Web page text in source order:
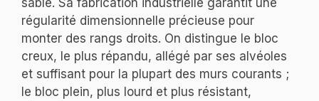
régularité dimensionnelle précieuse pour
monter des rangs droits. On distingue le bloc
creux, le plus répandu, allégé par ses alvéoles
et suffisant pour la plupart des murs courants ;
le bloc plein, plus lourd et plus résistant,